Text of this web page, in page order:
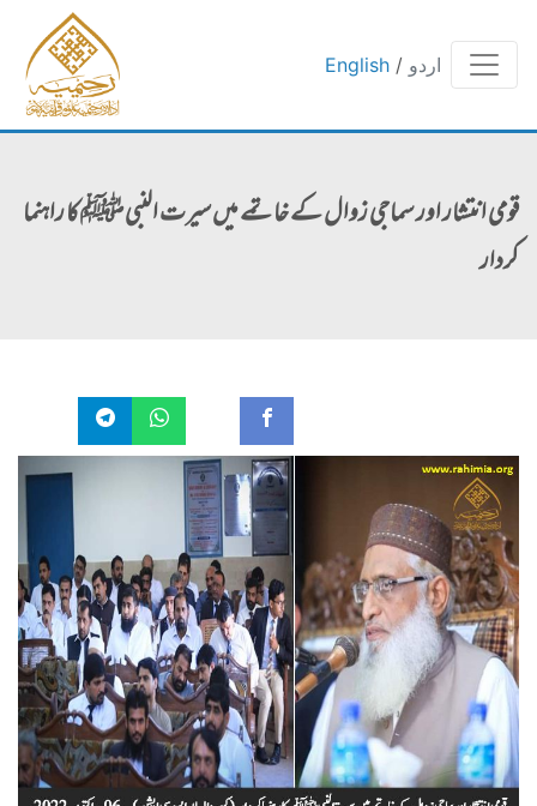
English / اردو
قومی انتشار اور سماجی زوال کے خاتمے میں سیرت النبی ﷺ کا راہنما
کردار